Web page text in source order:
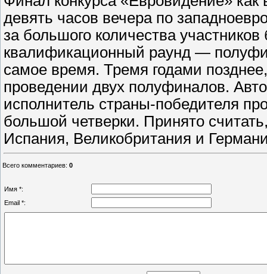
девять часов вечера по
за большого количества
квалификационный раунд —
самое время. Тремя годами
проведении двух полуфиналов.
исполнитель страны-победителя
большой четверки. Принято
Испания, Великобритания и
Всего комментариев: 0
Имя *:
Email *: